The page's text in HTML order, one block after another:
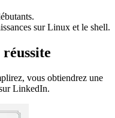
sur Linux et le shell.
vous obtiendrez une
LinkedIn.